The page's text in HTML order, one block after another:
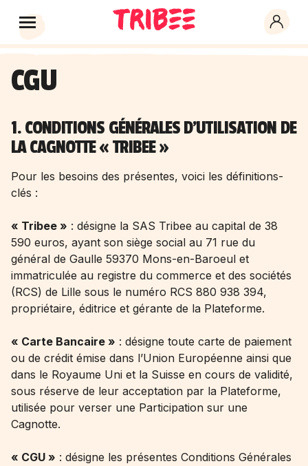
CGU
1. CONDITIONS GÉNÉRALES D'UTILISATION DE
LA CAGNOTTE « TRIBEE »
Pour les besoins des présentes, voici les définitions-
clés :
« Tribee » : désigne la SAS Tribee au capital de 38
590 euros, ayant son siège social au 71 rue du
général de Gaulle 59370 Mons-en-Baroeul et
immatriculée au registre du commerce et des sociétés
(RCS) de Lille sous le numéro RCS 880 938 394,
propriétaire, éditrice et gérante de la Plateforme.
« Carte Bancaire » : désigne toute carte de paiement
ou de crédit émise dans l’Union Européenne ainsi que
dans le Royaume Uni et la Suisse en cours de validité,
sous réserve de leur acceptation par la Plateforme,
utilisée pour verser une Participation sur une
Cagnotte.
« CGU » : désigne les présentes Conditions Générales